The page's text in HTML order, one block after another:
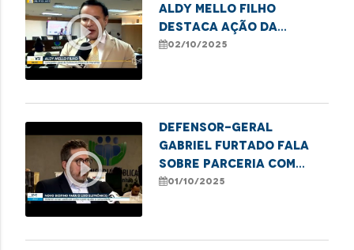
play_circle_outline
Aldy Mello Filho
destaca ação da
Defensoria em evento
Pessoa Idosa
02/10/2025
play_circle_outline
Defensor-geral
Gabriel Furtado fala
sobre parceria com
IEMA em projeto
01/10/2025